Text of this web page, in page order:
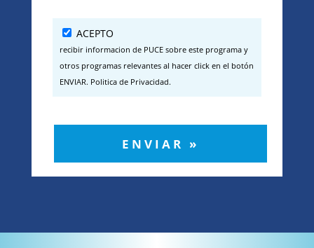
ACEPTO
recibir informacion de PUCE sobre este programa y
otros programas relevantes al hacer click en el botón
ENVIAR. Politica de Privacidad.
ENVIAR »